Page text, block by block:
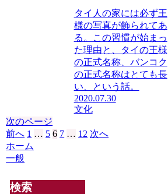
タイ人の家には必ず王
様の写真が飾られてあ
る。この習慣が始まっ
た理由と、タイの王様
の正式名称、バンコク
の正式名称はとても長
い、という話。
2020.07.30
文化
次のページ
前へ 1 … 5 6 7 … 12 次へ
ホーム
一般
検索